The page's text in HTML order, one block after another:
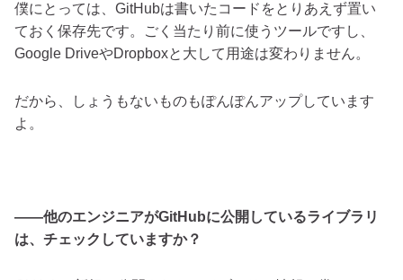
僕にとっては、GitHubは書いたコードをとりあえず置い
ておく保存先です。ごく当たり前に使うツールですし、
Google DriveやDropboxと大して用途は変わりません。
だから、しょうもないものもぽんぽんアップしています
よ。
――他のエンジニアがGitHubに公開しているライブラリ
は、チェックしていますか？